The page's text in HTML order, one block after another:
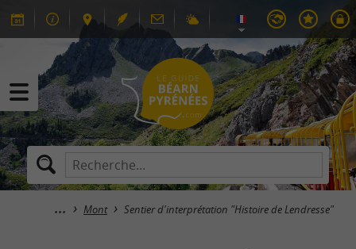
Mont Sentier d'interprétation "Histoire de Lendresse"